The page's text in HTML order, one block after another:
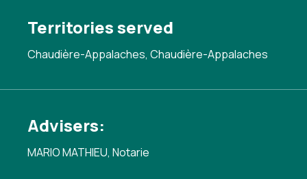
Territories served
Chaudière-Appalaches, Chaudière-Appalaches
Advisers:
MARIO MATHIEU, Notarie